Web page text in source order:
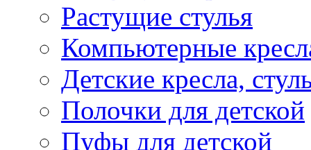
Растущие стулья
Компьютерные
Детские кресла,
Полочки для детской
Пуфы для детской